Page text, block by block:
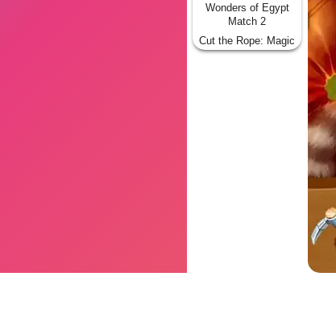
Wonders of Egypt
Match 2
Cut the Rope: Magic